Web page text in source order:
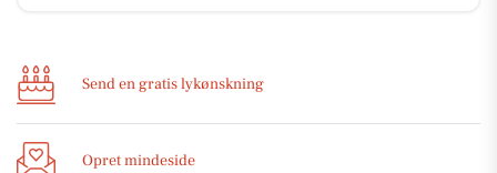
Send en gratis lykønskning
Opret mindeside